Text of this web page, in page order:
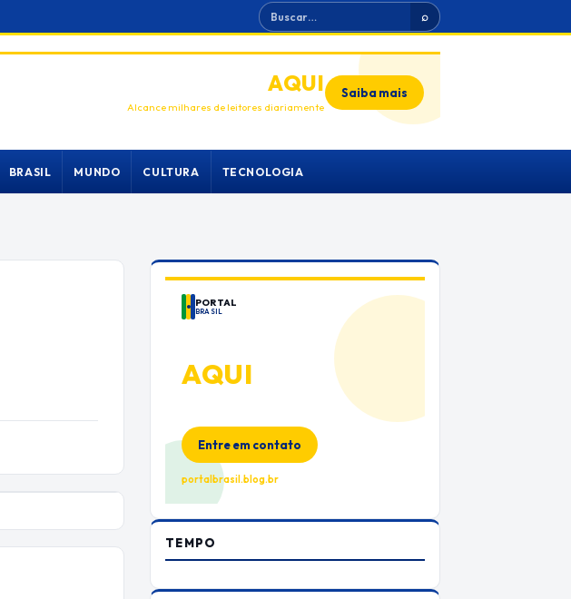
Buscar ⌕
ANUNCIEAQUI
Alcance milhares de leitores diariamente
Saiba mais
BRASIL MUNDO CULTURA TECNOLOGIA
PORTAL
BRASIL
AQUI
Espaço premium para sua marca
Entre em contato
portalbrasil.blog.br
TEMPO